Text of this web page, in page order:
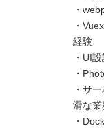
・
・
経験
・UI
・
・サ
滑な
・